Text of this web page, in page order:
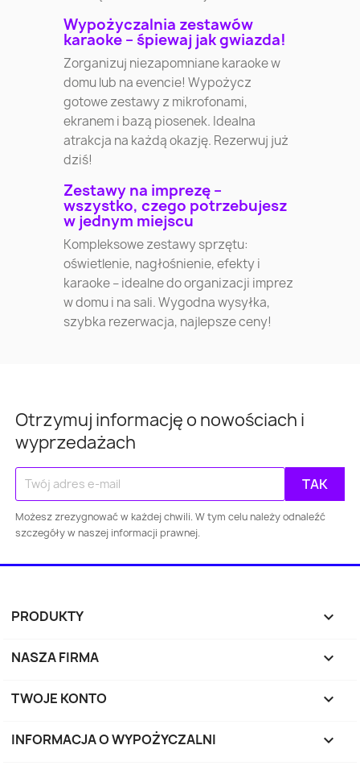
Wypożyczalnia zestawów
karaoke – śpiewaj jak gwiazda!
Zorganizuj niezapomniane karaoke w
domu lub na evencie! Wypożycz
gotowe zestawy z mikrofonami,
ekranem i bazą piosenek. Idealna
atrakcja na każdą okazję. Rezerwuj już
dziś!
Zestawy na imprezę –
wszystko, czego potrzebujesz
w jednym miejscu
Kompleksowe zestawy sprzętu:
oświetlenie, nagłośnienie, efekty i
karaoke – idealne do organizacji imprez
w domu i na sali. Wygodna wysyłka,
szybka rezerwacja, najlepsze ceny!
Otrzymuj informację o nowościach i
wyprzedażach
Możesz zrezygnować w każdej chwili. W tym celu należy odnaleźć
szczegóły w naszej informacji prawnej.
PRODUKTY 
NASZA FIRMA 
TWOJE KONTO 
INFORMACJA O WYPOŻYCZALNI keyboard_arrow_down